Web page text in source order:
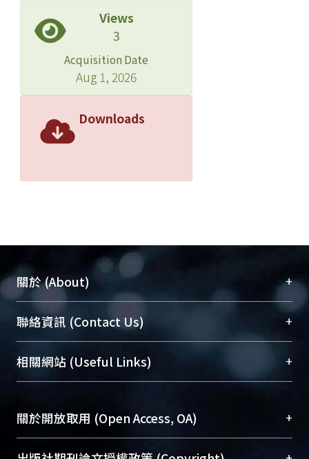
Views
3
Acquisition Date
Aug 1, 2026
Downloads
關於 (About) +
臺大位居世界頂尖大學之列，為永久珍藏及向國際
展現本校豐碩的研究成果及學術能量，圖書館整合
機構典藏（NTUR）與學術庫（AH）不同功能平
台，成為臺大學術典藏NTU scholars。期能整合研
成果。
To permanently archive and promote researcher
聯絡資訊 (Contact Us) +
總館學科館員(Main Library)
醫學圖書館學科館員(Medical Library)
Sciences Library)
相關網站 (Useful Links) +
關於開放取用 (Open Access, OA) +